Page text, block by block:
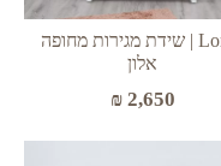
Loren | שידת מגירות מחופה
אלון
₪2,650